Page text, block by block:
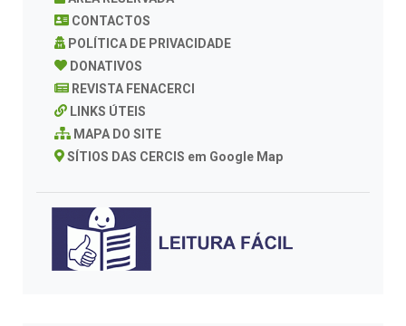
CONTACTOS
POLÍTICA DE PRIVACIDADE
DONATIVOS
REVISTA FENACERCI
LINKS ÚTEIS
MAPA DO SITE
SÍTIOS DAS CERCIS em Google Map